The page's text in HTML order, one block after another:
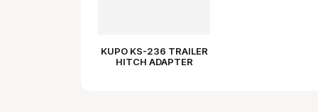
KUPO KS-236 TRAILER
HITCH ADAPTER